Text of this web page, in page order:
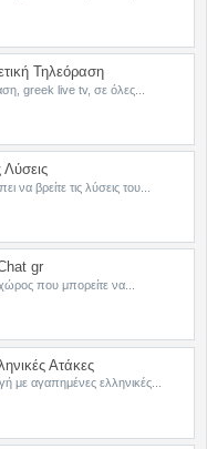
Τηλεόραση
greek live tv, σε όλες...
Λύσεις
να βρείτε τις λύσεις του...
gr
που μπορείτε να...
Ατάκες
με αγαπημένες ελληνικές...